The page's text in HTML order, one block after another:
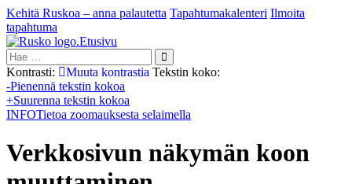
Kehitä Ruskoa – anna palautetta Tapahtumakalenteri Ilmoita
tapahtuma
Etusivu
Hae:
Kontrasti:
Muuta kontrastia Tekstin koko:
-Pienennä tekstin kokoa
+Suurenna tekstin kokoa
INFOTietoa zoomauksesta selaimella
Verkkosivun näkymän koon